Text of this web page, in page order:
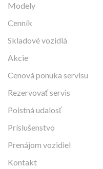
Modely
Cenník
Skladové vozidlá
Akcie
Cenová ponuka servisu
Rezervovať servis
Poistná udalosť
Príslušenstvo
Prenájom vozidiel
Kontakt